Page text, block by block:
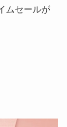
ムセールが